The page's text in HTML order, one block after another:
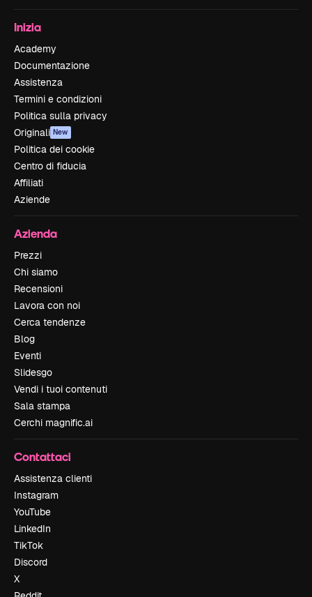
Inizia
Academy
Documentazione
Assistenza
Termini e condizioni
Politica sulla privacy
Originali New
Politica dei cookie
Centro di fiducia
Affiliati
Aziende
Azienda
Prezzi
Chi siamo
Recensioni
Lavora con noi
Cerca tendenze
Blog
Eventi
Slidesgo
Vendi i tuoi contenuti
Sala stampa
Cerchi magnific.ai
Contattaci
Assistenza clienti
Instagram
YouTube
LinkedIn
TikTok
Discord
X